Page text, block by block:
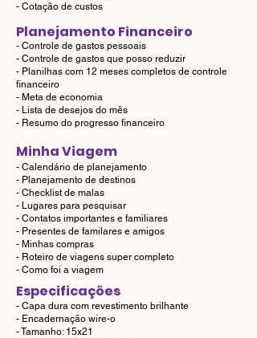
- Cotação de custos
Planejamento Financeiro
- Controle de gastos pessoais
- Controle de gastos que posso reduzir
- Planilhas com 12 meses completos de controle
financeiro
- Meta de economia
- Lista de desejos do mês
- Resumo do progresso financeiro
Minha Viagem
- Calendário de planejamento
- Planejamento de destinos
- Checklist de malas
- Lugares para pesquisar
- Contatos importantes e familiares
- Presentes de familares e amigos
- Minhas compras
- Roteiro de viagens super completo
- Como foi a viagem
Especificações
- Capa dura com revestimento brilhante
- Encadernação wire-o
- Tamanho: 15x21